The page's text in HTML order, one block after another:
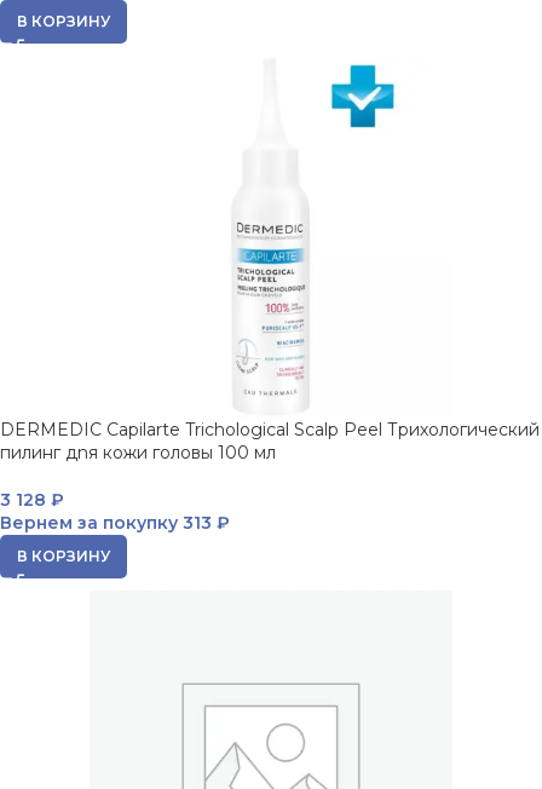
В КОРЗИНУ
DERMEDIC Capilarte Trichological Scalp Peel Трихологический
пилинг дnя кожи головы 100 мл
3 128 ₽
Вернем за покупку 313 ₽
В КОРЗИНУ